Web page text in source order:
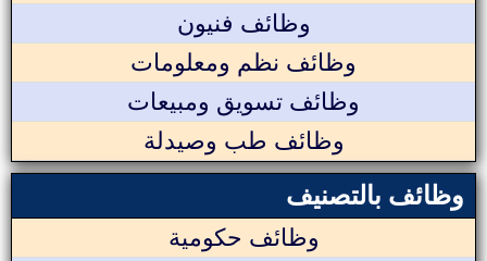
وظائف فنيون
وظائف نظم ومعلومات
وظائف تسويق ومبيعات
وظائف طب وصيدلة
وظائف بالتصنيف
وظائف حكومية